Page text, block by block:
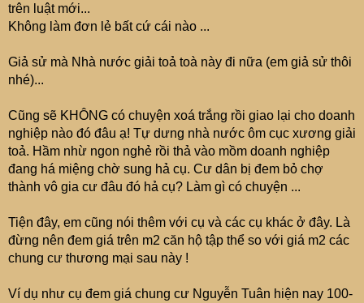
trên luật mới...
Không làm đơn lẻ bất cứ cái nào ...
Giả sử mà Nhà nước giải toả toà này đi nữa (em giả sử thôi
nhé)...
Cũng sẽ KHÔNG có chuyện xoá trắng rồi giao lại cho doanh
nghiệp nào đó đâu ạ! Tự dưng nhà nước ôm cục xương giải
toả. Hầm nhừ ngon nghẻ rồi thả vào mồm doanh nghiệp
đang há miệng chờ sung hả cụ. Cư dân bị đem bỏ chợ
thành vô gia cư đâu đó hả cụ? Làm gì có chuyện ...
Tiện đây, em cũng nói thêm với cụ và các cụ khác ở đây. Là
đừng nên đem giá trên m2 căn hộ tập thể so với giá m2 các
chung cư thương mại sau này !
Ví dụ như cụ đem giá chung cư Nguyễn Tuân hiện nay 100-